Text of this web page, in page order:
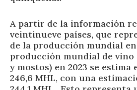
A partir de la información
veintinueve países, que
de la producción mundial en
producción mundial de vino
y mostos) en 2023 se estima
246,6 MHL, con una